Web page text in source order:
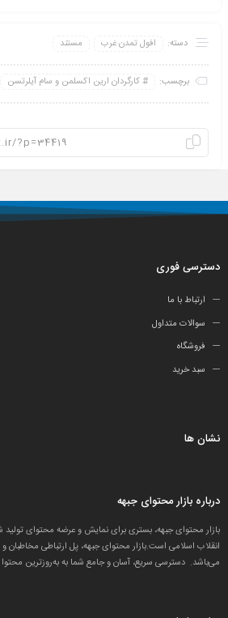
دسته: افول تمدن غرب مستند
برچسب: کارگردان ارین اکسلمن و سام آیلرتسن
دسترسی فوری
ارتباط با ما
سوالات متداول
فروشگاه
سبد خرید
نشان ها
درباره بازار محتوای جبهه
بازار محتوای جبهه، بستری برای نمایش و عرضه محتوای
انقلاب اسلامی است.بازار محتوای جبهه، پل ارتباطی
می‌باشد. دسترسی سریع، آسان و جامع شما به به‌روزترین